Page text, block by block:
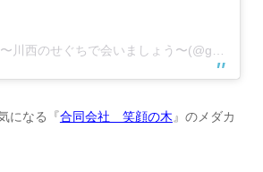
になる『合同会社 笑顔の木 』のメダカ